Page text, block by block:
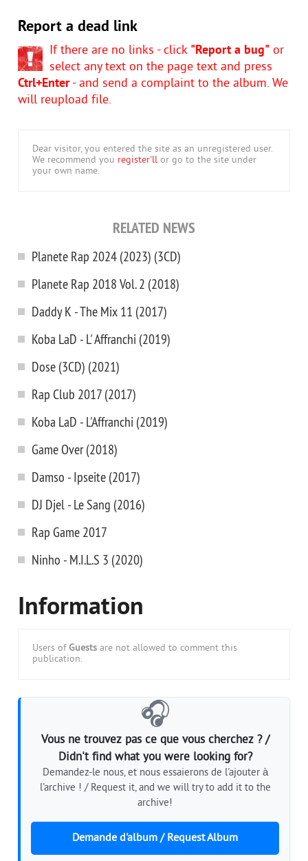
Report a dead link
If there are no links - click "Report a bug" or
select any text on the page text and press
Ctrl+Enter- and send a complaint to the album. We
will reupload file.
Dear visitor, you entered the site as an unregistered user.
We recommend you register'll or go to the site under
your own name.
RELATED NEWS
Planete Rap 2024 (2023) (3CD)
Planete Rap 2018 Vol. 2 (2018)
Daddy K - The Mix 11 (2017)
Koba LaD - L' Affranchi (2019)
Dose (3CD) (2021)
Rap Club 2017 (2017)
Koba LaD - L'Affranchi (2019)
Game Over (2018)
Damso - Ipseite (2017)
DJ Djel - Le Sang (2016)
Rap Game 2017
Ninho - M.I.L.S 3 (2020)
Information
Users of Guests are not allowed to comment this
publication.
🎧
Vous ne trouvez pas ce que vous cherchez ? /
Didn't find what you were looking for?
Demandez-le nous, et nous essaierons de l'ajouter à
l'archive ! / Request it, and we will try to add it to the
archive!
Demande d'album / Request Album